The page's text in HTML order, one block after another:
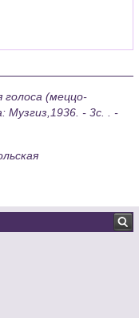
голоса (меццо-
- 3с. . -